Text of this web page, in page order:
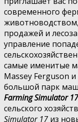
современного
продажей и
управление
самые именитые
Massey Ferguson
большой парк
Farming Simulator 17
сельского
Simulator 17 из